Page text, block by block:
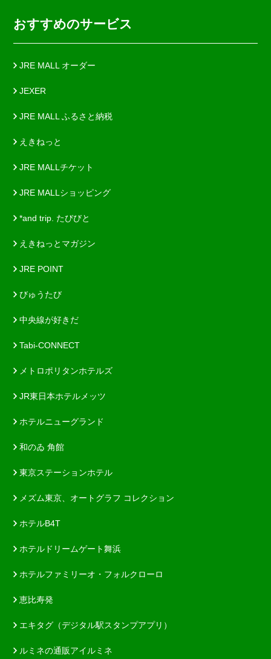
おすすめのサービス
JRE MALL オーダー
JEXER
JRE MALL ふるさと納税
えきねっと
JRE MALLチケット
JRE MALLショッピング
*and trip. たびびと
えきねっとマガジン
JRE POINT
びゅうたび
中央線が好きだ
Tabi-CONNECT
メトロポリタンホテルズ
JR東日本ホテルメッツ
ホテルニューグランド
和のゐ 角館
東京ステーションホテル
メズム東京、オートグラフ コレクション
ホテルB4T
ホテルドリームゲート舞浜
ホテルファミリーオ・フォルクローロ
恵比寿発
エキタグ（デジタル駅スタンプアプリ）
ルミネの通販アイルミネ